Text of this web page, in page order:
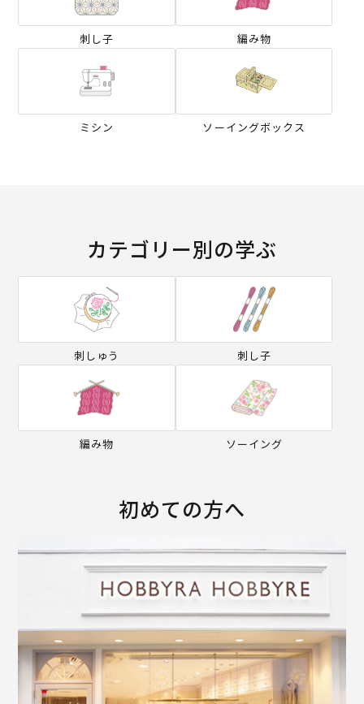
刺し子 編み物
ミシン ソーイングボックス
カテゴリー別の学ぶ
刺しゅう 刺し子
編み物 ソーイング
初めての方へ